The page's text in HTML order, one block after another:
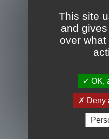
Nous
This site
and
over
OK,
Deny